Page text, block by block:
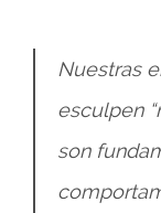
Nuestras
esculpen
son